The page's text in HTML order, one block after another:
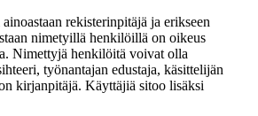
rekisterinpitäjä ja erikseen
nimetyillä henkilöillä on oikeus
Nimettyjä henkilöitä voivat olla
työnantajan edustaja, käsittelijän
kirjanpitäjä. Käyttäjiä sitoo lisäksi